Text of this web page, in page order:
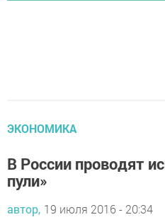
ЭКОНОМИКА
В России проводят
пули»
автор, 19 июля 2016 - 20:34